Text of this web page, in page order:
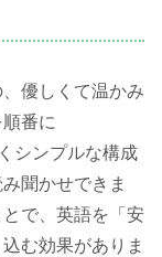
優しくて温かみ
番に
シンプルな構成
聞かせできま
で、英語を「安
む効果がありま